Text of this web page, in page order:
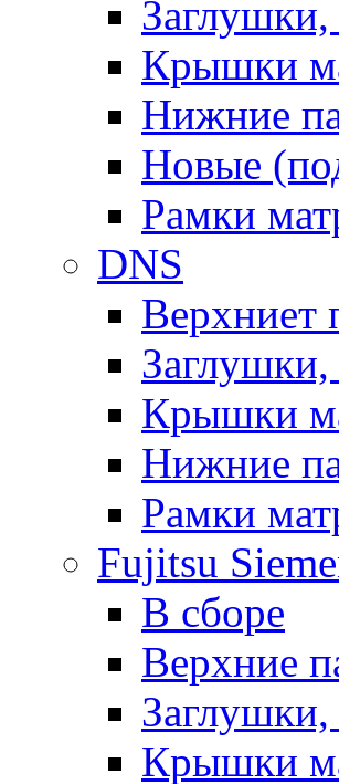
Заглушки,
Крышки
Нижние
Новые
Рамки
DNS
Верхниет
Заглушки,
Крышки
Нижние
Рамки
Fujitsu
В сборе
Верхние
Заглушки,
Крышки